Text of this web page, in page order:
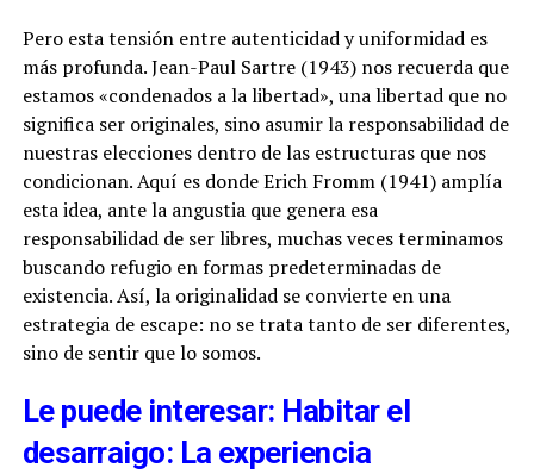
Pero esta tensión entre autenticidad y uniformidad es
más profunda. Jean-Paul Sartre (1943) nos recuerda que
estamos «condenados a la libertad», una libertad que no
significa ser originales, sino asumir la responsabilidad de
nuestras elecciones dentro de las estructuras que nos
condicionan. Aquí es donde Erich Fromm (1941) amplía
esta idea, ante la angustia que genera esa
responsabilidad de ser libres, muchas veces terminamos
buscando refugio en formas predeterminadas de
existencia. Así, la originalidad se convierte en una
estrategia de escape: no se trata tanto de ser diferentes,
sino de sentir que lo somos.
Le puede interesar: Habitar el
desarraigo: La experiencia